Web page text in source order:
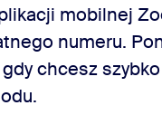
mobilnej
numeru.
chcesz szybko